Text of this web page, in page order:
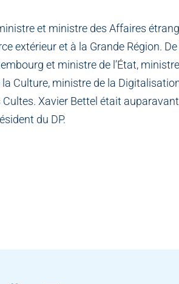
et ministre des Affaires
extérieur et à la Grande Région.
et ministre de l’État,
Culture, ministre de la
Xavier Bettel était auparavant
du DP.